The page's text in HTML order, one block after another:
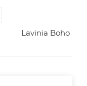
Lavinia Boho